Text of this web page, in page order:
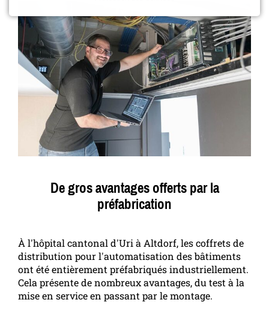
De gros avantages offerts par la
préfabrication
À l'hôpital cantonal d'Uri à Altdorf, les coffrets de
distribution pour l'automatisation des bâtiments
ont été entièrement préfabriqués industriellement.
Cela présente de nombreux avantages, du test à la
mise en service en passant par le montage.